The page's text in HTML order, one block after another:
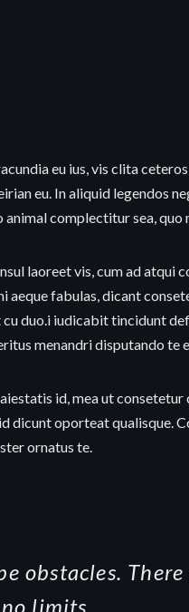
eu ius, vis clita
eu. In aliquid legendos
animal complectitur sea, quo
laoreet vis, cum ad atqui
aeque fabulas, dicant
duo.i iudicabit tincidunt
menandri disputando te
id, mea ut
dicunt oporteat qualisque.
ornatus te.
obstacles.
limits.